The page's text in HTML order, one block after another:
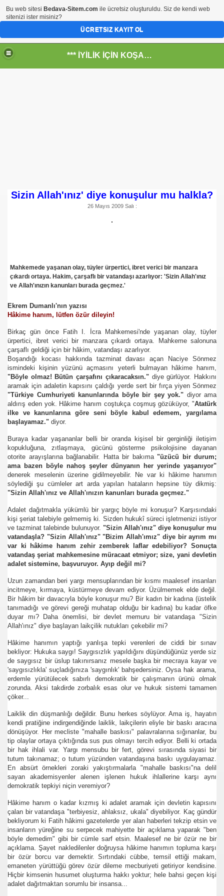
*** İYİLİK İÇİN KOŞANLARIN YERİ***
Sizin Allah'ınız' diye konuşulur mu halkla?
26 Mayıs 2009 Salı :
Mahkemede yaşanan olay, tüyler ürpertici, ibret verici bir manzara
çıkardı ortaya. Hakim, çarşaflı bir vatandaşı azarlıyor: 'Sizin Allah'ınız
ve Allah'ınızın kanunları burada geçmez.'
Ekrem Dumanlı'nın yazısı
Hâkime hanım, lütfen özür dileyin!
Birkaç gün önce Fatih I. İcra Mahkemesi'nde yaşanan olay, tüyler
ürpertici, ibret verici bir manzara çıkardı ortaya. Mahkeme salonuna
çarşaflı geldiği için bir hâkim, vatandaşı azarlıyor.
Boşandığı kocası hakkında tazminat davası açan Naciye Sönmez
ismindeki kişinin yüzünü açmasını yeterli bulmayan hâkime hanım,
"Böyle olmaz! Bütün çarşafını çıkaracaksın."diye gürlüyor. Hakkını
aramak için adaletin kapısını çaldığı yerde sert bir fırça yiyen Sönmez
"Türkiye Cumhuriyeti kanunlarında böyle bir şey yok." diyor ama
aldırış eden yok. Hâkime hanım coştukça coşmuş gözüküyor, "Atatürk
ilke ve kanunlarına göre seni böyle kabul edemem, yargılama
başlayamaz." diyor.
Buraya kadar yaşananlar belli bir oranda kişisel bir gerginliği iletişim
kopukluğuna, zıtlaşmaya, gücünü gösterme psikolojisine dayanan
otorite arayışlarına bağlanabilir. Hatta bir bakıma "üzücü bir durum;
ama bazen böyle nahoş şeyler dünyanın her yerinde yaşanıyor"
denerek meselenin üzerine gidilmeyebilir. Ne var ki hâkime hanımın
söylediği şu cümleler art arda yapılan hataların hepsine tüy dikmiş:
"Sizin Allah'ınız ve Allah'ınızın kanunları burada geçmez."
Adalet dağıtmakla yükümlü bir yargıç böyle mi konuşur? Karşısındaki
kişi şeriat talebiyle gelmemiş ki. Sizden hukukî süreci işletmenizi istiyor
ve tazminat talebinde bulunuyor. "Sizin Allah'ınız" diye konuşulur mu
vatandaşla? "Sizin Allah'ınız" "Bizim Allah'ımız" diye bir ayrım mı
var ki hâkime hanım zehir zemberek laflar edebiliyor? Sonuçta
vatandaş şeriat mahkemesine müracaat etmiyor; size, yani devletin
adalet sistemine, başvuruyor. Ayıp değil mi?
Uzun zamandan beri yargı mensuplarından bir kısmı maalesef insanları
incitmeye, kırmaya, küstürmeye devam ediyor. Üzülmemek elde değil.
Bir hâkim bir davacıyla böyle konuşur mu? Bir kadın bir kadına (üstelik
tanımadığı ve görevi gereği muhatap olduğu bir kadına) bu kadar öfke
duyar mı? Daha önemlisi, bir devlet memuru bir vatandaşa "Sizin
Allah'ınız" diye başlayan laikçilik nutukları çekebilir mi?
Hâkime hanımın yaptığı yanlışa tepki verenleri de ciddi bir sınav
bekliyor: Hukuka saygı! Saygısızlık yapıldığını düşündüğünüz yerde siz
de saygısız bir üslup takınırsanız mesele başka bir mecraya kayar ve
'saygısızlıkla' suçladığınıza 'saygınlık' bahşedersiniz. Oysa hak arama,
erdemle yürütülecek sabırlı demokratik bir çalışmanın ürünü olmak
zorunda. Aksi takdirde zorbalık esas olur ve hukuk sistemi tamamen
çöker...
Laiklik din düşmanlığı değildir. Bunu herkes söylüyor. Ama iş, hayatın
kendi pratiğine indirgendiğinde laiklik, laikçilerin eliyle bir baskı aracına
dönüşüyor. Her mecliste "mahalle baskısı" palavralarına sığınanlar, bu
tip olaylar ortaya çıktığında sus pus olmayı tercih ediyor. Belli ki ortada
bir hak ihlali var. Yargı mensubu bir fert, görevi sırasında siyasi bir
tutum takınamaz; o tutum yüzünden vatandaşına baskı uygulayamaz.
En absürt örnekleri zoraki yakıştırmalarla "mahalle baskısı"na delil
sayan akademisyenler alenen işlenen hukuk ihlallerine karşı aynı
demokratik tepkiyi niçin veremiyor?
Hâkime hanım o kadar kızmış ki adalet aramak için devletin kapısını
çalan bir vatandaşa "terbiyesiz, ahlaksız, ukala" diyebiliyor. Kaç gündür
bekliyorum ki Fatih hâkimi gazetelerde yer alan haberleri tekzip etsin ve
insanların yüreğine su serpecek mahiyette bir açıklama yaparak "ben
böyle demedim" gibi bir cümle sarf etsin. Maalesef ne bir özür ne bir
açıklama. Şayet nakledilenler doğruysa hâkime hanımın topluma karşı
bir özür borcu var demektir. Sırtındaki cübbe, temsil ettiği makam,
emaneten yürüttüğü görev özür dileme mecburiyeti getiriyor kendisine.
Hiçbir kimsenin husumet oluşturma hakkı yoktur; hele bahsi geçen kişi
adalet dağıtmaktan sorumlu bir insansa...
- HİDROJEN ENERJİ MRK *NASIL ENGELLENDİ* !!!
Halal Food
AS-DER.
DUYURUSU
DUYURUSU
Bu web sitesi Bedava-Sitem.com ile ücretsiz oluşturuldu. Siz de kendi web
sitenizi ister misiniz?
ÜCRETSIZ KAYIT OL